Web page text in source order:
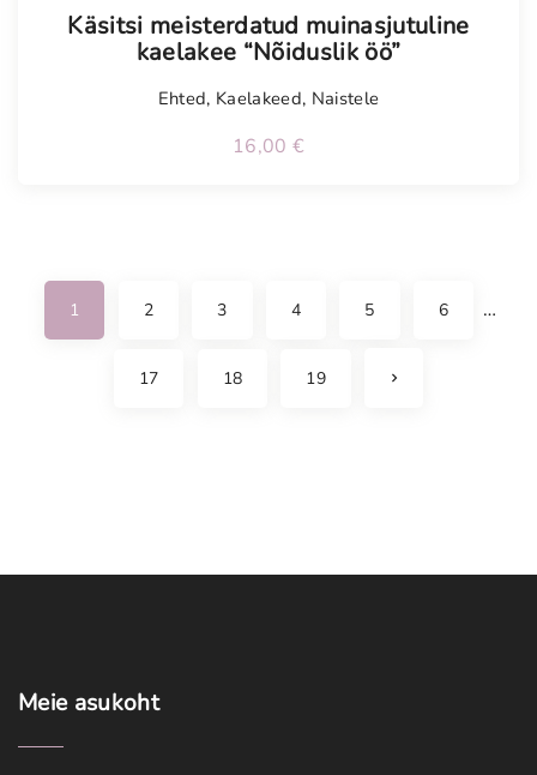
Käsitsi meisterdatud muinasjutuline
kaelakee “Nõiduslik öö”
Ehted, Kaelakeed, Naistele
16,00 €
1 2 3 4 5 6 …
17 18 19 N
Meie asukoht